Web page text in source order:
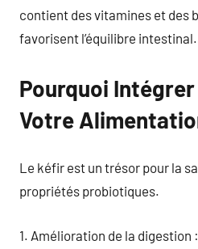
contient des vitamines et des
favorisent l’équilibre intestinal.
Pourquoi
Votre
Le kéfir est un trésor pour la
propriétés probiotiques.
1. Amélioration de la digestion